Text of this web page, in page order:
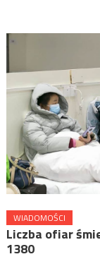
WIADOMOŚCI
Liczba ofiar
1380